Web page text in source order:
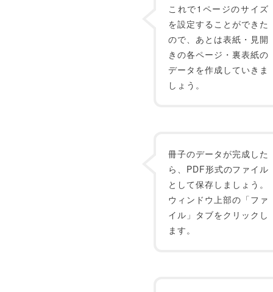
これで1ページのサイズ
を設定することができた
ので、あとは表紙・見開
きの各ページ・裏表紙の
データを作成していきま
しょう。
冊子のデータが完成した
ら、PDF形式のファイル
として保存しましょう。
ウィンドウ上部の「ファ
イル」タブをクリックし
ます。